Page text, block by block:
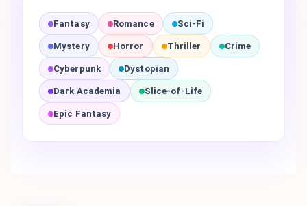
Fantasy Romance Sci-Fi
Mystery Horror Thriller Crime
Cyberpunk Dystopian
Dark Academia Slice-of-Life
Epic Fantasy